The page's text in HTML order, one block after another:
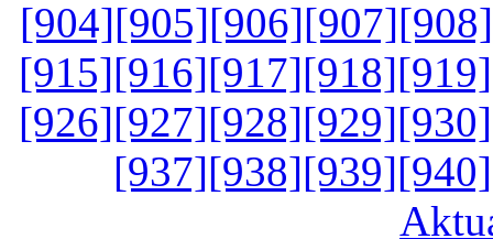
[904][905][906][907][908]
[915][916][917][918][919]
[926][927][928][929][930]
[937][938][939][940]